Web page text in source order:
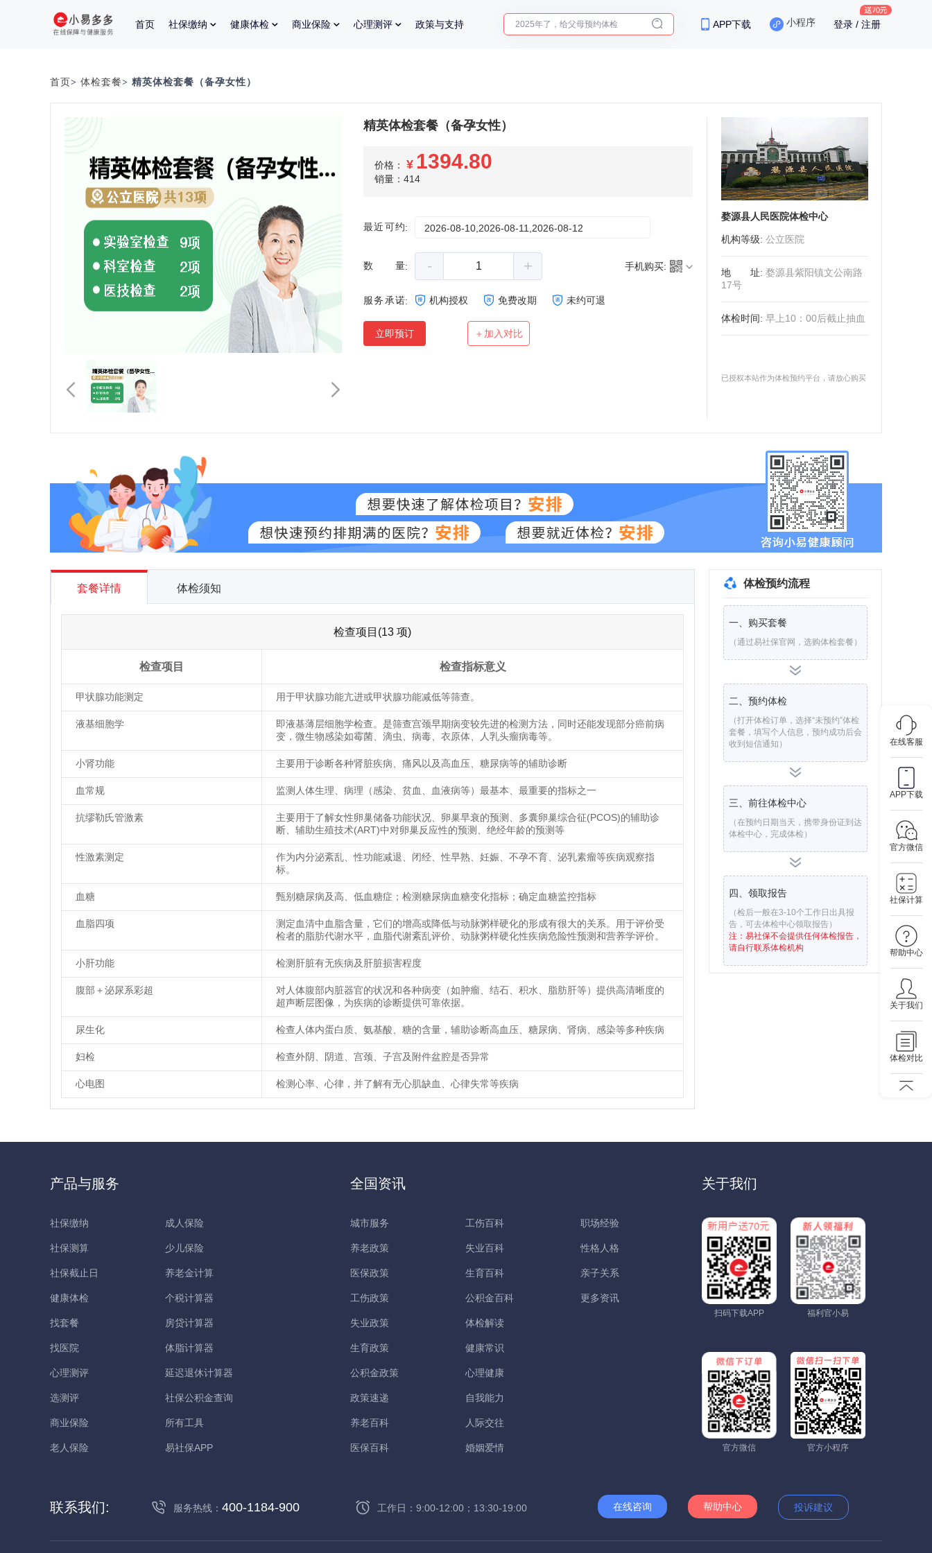
首页 社保缴纳 健康体检 商业保险 心理测评 政策与支持
体检前能吃药吗？
APP下载 小程序 登录 / 注册
在线客服
APP下载
官方微信
社保计算
帮助中心
关于我们
体检对比
首页> 体检套餐> 精英体检套餐（备孕女性）
精英体检套餐（备孕女性）
价格： ¥ 1394.80
销量：414
最近可约: 2026-08-10,2026-08-11,2026-08-12
数量: - + 手机购买:
服务承诺: 机构授权 免费改期 未约可退
立即预订 ＋加入对比
婺源县人民医院体检中心
机构等级: 公立医院
地址: 婺源县紫阳镇文公南路
17号
体检时间: 早上10：00后截止抽血
已授权本站作为体检预约平台，请放心购买
套餐详情 体检须知
检查项目(13 项)
检查项目 检查指标意义
甲状腺功能测定 用于甲状腺功能亢进或甲状腺功能减低等筛查。
液基细胞学
即液基薄层细胞学检查。是筛查宫颈早期病变较先进的检测方法，同时还能发现部分癌前病
变，微生物感染如霉菌、滴虫、病毒、衣原体、人乳头瘤病毒等。
小肾功能 主要用于诊断各种肾脏疾病、痛风以及高血压、糖尿病等的辅助诊断
血常规 监测人体生理、病理（感染、贫血、血液病等）最基本、最重要的指标之一
抗缪勒氏管激素
主要用于了解女性卵巢储备功能状况、卵巢早衰的预测、多囊卵巢综合征(PCOS)的辅助诊
断、辅助生殖技术(ART)中对卵巢反应性的预测、绝经年龄的预测等
性激素测定
作为内分泌紊乱、性功能减退、闭经、性早熟、妊娠、不孕不育、泌乳素瘤等疾病观察指
标。
血糖 甄别糖尿病及高、低血糖症；检测糖尿病血糖变化指标；确定血糖监控指标
血脂四项
测定血清中血脂含量，它们的增高或降低与动脉粥样硬化的形成有很大的关系。用于评价受
检者的脂肪代谢水平，血脂代谢紊乱评价、动脉粥样硬化性疾病危险性预测和营养学评价。
小肝功能 检测肝脏有无疾病及肝脏损害程度
腹部＋泌尿系彩超
对人体腹部内脏器官的状况和各种病变（如肿瘤、结石、积水、脂肪肝等）提供高清晰度的
超声断层图像，为疾病的诊断提供可靠依据。
尿生化 检查人体内蛋白质、氨基酸、糖的含量，辅助诊断高血压、糖尿病、肾病、感染等多种疾病
妇检 检查外阴、阴道、宫颈、子宫及附件盆腔是否异常
心电图 检测心率、心律，并了解有无心肌缺血、心律失常等疾病
体检预约流程
一、购买套餐
（通过易社保官网，选购体检套餐）
二、预约体检
（打开体检订单，选择“未预约”体检
套餐，填写个人信息，预约成功后会
收到短信通知）
三、前往体检中心
（在预约日期当天，携带身份证到达
体检中心，完成体检）
四、领取报告
（检后一般在3-10个工作日出具报
告，可去体检中心领取报告）
注：易社保不会提供任何体检报告，
请自行联系体检机构
产品与服务
社保缴纳
社保测算
社保截止日
健康体检
找套餐
找医院
心理测评
选测评
商业保险
老人保险
成人保险
少儿保险
养老金计算
个税计算器
房贷计算器
体脂计算器
延迟退休计算器
社保公积金查询
所有工具
易社保APP
全国资讯
城市服务
养老政策
医保政策
工伤政策
失业政策
生育政策
公积金政策
政策速递
养老百科
医保百科
工伤百科
失业百科
生育百科
公积金百科
体检解读
健康常识
心理健康
自我能力
人际交往
婚姻爱情
职场经验
性格人格
亲子关系
更多资讯
关于我们
扫码下载APP 福利官小易
官方微信 官方小程序
联系我们: 服务热线： 400-1184-900 工作日：9:00-12:00；13:30-19:00 在线咨询 帮助中心 投诉建议